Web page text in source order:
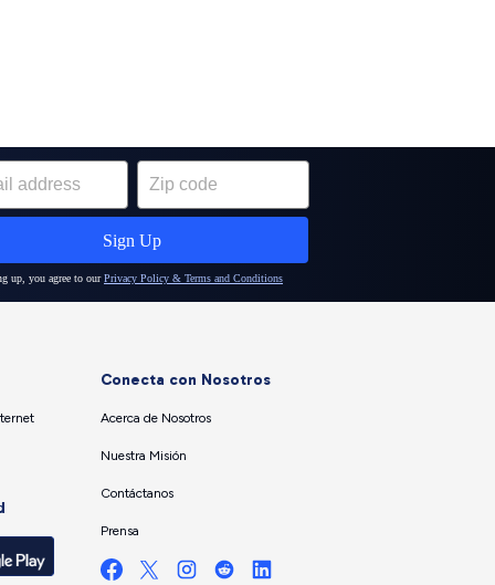
Conecta con Nosotros
Acerca de Nosotros
Nuestra Misión
Contáctanos
Prensa